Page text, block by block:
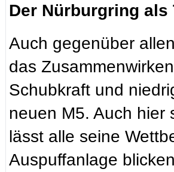
Der Nürburgring als
Auch gegenüber
das
Schubkraft und
neuen M5. Auch hier
lässt alle seine
Auspuffanlage